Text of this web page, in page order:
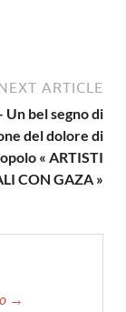
ARTICLE
Un bel segno di
del dolore di
« ARTISTI
CON GAZA »
→